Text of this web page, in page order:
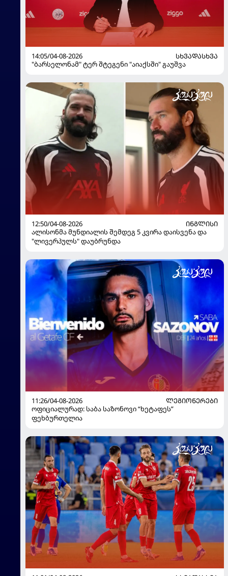
14:05/04-08-2026
ᲡᲮᲕᲐᲓᲐᲡᲮᲕᲐ
"ბარსელონამ" ტერ შტეგენი "აიაქსში" გაუშვა
12:50/04-08-2026
ᲘᲜᲒᲚᲘᲡᲘ
ალისონმა მუნდიალის შემდეგ 5 კვირა დაისვენა და
"ლივერპულს" დაუბრუნდა
11:26/04-08-2026
ᲚᲔᲒᲘᲝᲜᲔᲠᲔᲑᲘ
ოფიციალურად: საბა საზონოვი “ხეტაფეს”
ფეხბურთელია